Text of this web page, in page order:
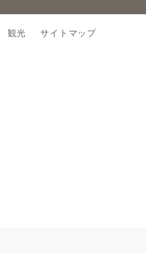
観光 サイトマップ